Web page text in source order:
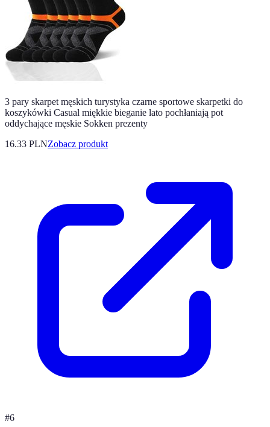
3 pary skarpet męskich turystyka czarne sportowe skarpetki do
koszykówki Casual miękkie bieganie lato pochłaniają pot
oddychające męskie Sokken prezenty
16.33 PLNZobacz produkt
#6